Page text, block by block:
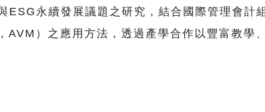
永續發展議題之研究，結合國際管理會計
）之應用方法，透過產學合作以豐富教學